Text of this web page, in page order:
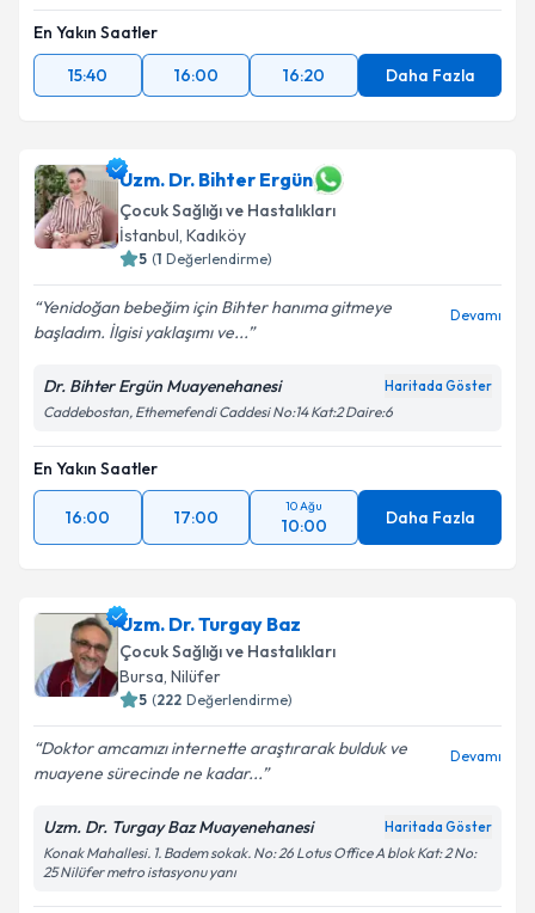
En Yakın Saatler
15:40
16:00 16:20 Daha Fazla
Uzm. Dr. Bihter Ergün
Çocuk Sağlığı ve Hastalıkları
İstanbul, Kadıköy
5 (1 Değerlendirme)
Yenidoğan bebeğim için Bihter hanıma gitmeye
başladım. İlgisi yaklaşımı ve...
Devamı
Dr. Bihter Ergün Muayenehanesi Haritada Göster
Caddebostan, Ethemefendi Caddesi No:14 Kat:2 Daire:6
En Yakın Saatler
16:00 17:00
10 Ağu
10:00 Daha Fazla
Uzm. Dr. Turgay Baz
Çocuk Sağlığı ve Hastalıkları
Bursa, Nilüfer
5 (222 Değerlendirme)
Doktor amcamızı internette araştırarak bulduk ve
muayene sürecinde ne kadar...
Devamı
Uzm. Dr. Turgay Baz Muayenehanesi Haritada Göster
Konak Mahallesi. 1. Badem sokak. No: 26 Lotus Office A blok Kat: 2 No:
25 Nilüfer metro istasyonu yanı